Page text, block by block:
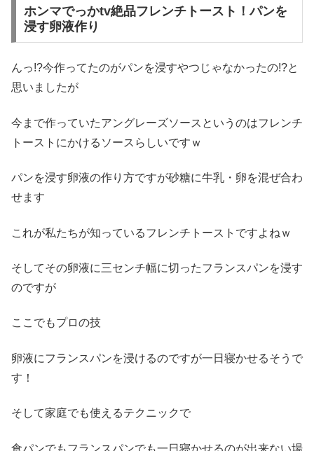
ホンマでっかtv絶品フレンチトースト！パンを
浸す卵液作り
んっ!?今作ってたのがパンを浸すやつじゃなかったの!?と
思いましたが
今まで作っていたアングレーズソースというのはフレンチ
トーストにかけるソースらしいですｗ
パンを浸す卵液の作り方ですが砂糖に牛乳・卵を混ぜ合わ
せます
これが私たちが知っているフレンチトーストですよねｗ
そしてその卵液に三センチ幅に切ったフランスパンを浸す
のですが
ここでもプロの技
卵液にフランスパンを浸けるのですが一日寝かせるそうで
す！
そして家庭でも使えるテクニックで
食パンでもフランスパンでも一日寝かせるのが出来ない場